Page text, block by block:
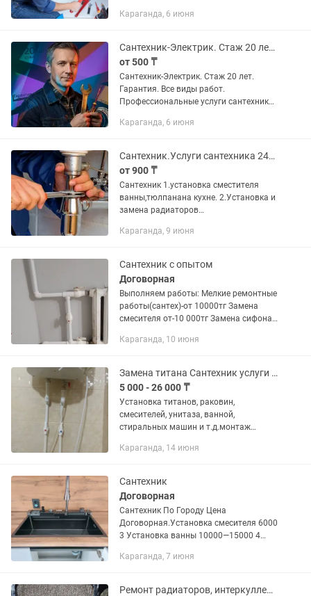
радиаторов и стояков на новые
замена...
Караганда, 6 июня
Сантехник-Электрик. Стаж 20 лет. Гарантия. Все виды работ.
от 500 ₸
Сантехник-Электрик. Стаж 20 лет.
Гарантия. Все виды работ.
Профессиональные услуги сантехника
работы любой сложности — от замены
Караганда, 6 июня
Сантехник.Услуги сантехника 24/7
от 900 ₸
Сантехник 1.установка сместителя
ванны,тюлпанана кухне. 2.Установка и
замена радиаторов
3.Установка изамена счетчиков воды,
кабин и...
Караганда, 9 июня
Сантехник с опытом
Договорная
Выполняем работы: Мелкие ремонтные
работы(сантех)-от 10000тг Замена
смесителя от-10 000тг Замена сифона
Замена труб хол.гор. воды-от 15 000тг
Караганда, 10 июня
Замена титана Сантехник услуги сантехника
5 000 - 26 000 ₸
Установка титанов, раковин,
смесителей, унитаза, ванной,
стиральных машин и т.д.монтаж
отопления. Чистка, ревизия титанов
Караганда, 14 июня
Сантехник
Договорная
Сантехник По Городу Цена
Договорная.Установка смесителя 6000
3 Установка ванны 10000—15000 4
тюльпана 8000 6 Установка титана
Караганда, 7 июня
Ремонт радиаторов, интеркуллеров,печек и т.д. пайка всех металлов. Аргон.